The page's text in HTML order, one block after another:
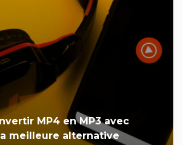
MP4 en MP3 avec
meilleure alternative